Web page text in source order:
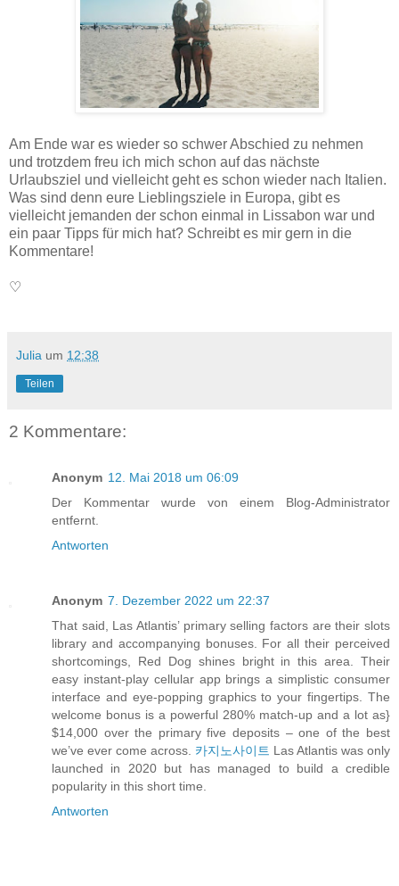
Am Ende war es wieder so schwer Abschied zu nehmen
und trotzdem freu ich mich schon auf das nächste
Urlaubsziel und vielleicht geht es schon wieder nach Italien.
Was sind denn eure Lieblingsziele in Europa, gibt es
vielleicht jemanden der schon einmal in Lissabon war und
ein paar Tipps für mich hat? Schreibt es mir gern in die
Kommentare!
♡
Julia um 12:38
Teilen
2 Kommentare:
Anonym 12. Mai 2018 um 06:09
Der Kommentar wurde von einem Blog-Administrator
entfernt.
Antworten
Anonym 7. Dezember 2022 um 22:37
That said, Las Atlantis’ primary selling factors are their slots
library and accompanying bonuses. For all their perceived
shortcomings, Red Dog shines bright in this area. Their
easy instant-play cellular app brings a simplistic consumer
interface and eye-popping graphics to your fingertips. The
welcome bonus is a powerful 280% match-up and a lot as}
$14,000 over the primary five deposits – one of the best
we’ve ever come across. 카지노사이트 Las Atlantis was only
launched in 2020 but has managed to build a credible
popularity in this short time.
Antworten